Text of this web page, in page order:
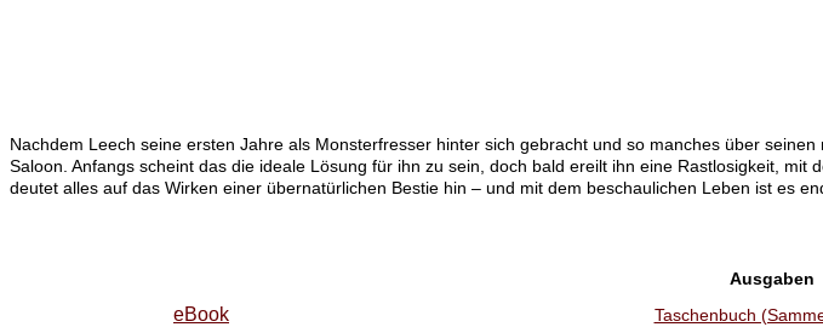
Nachdem Leech seine ersten Jahre als Monsterfresser hinter sich gebracht und so manches über
Saloon. Anfangs scheint das die ideale Lösung für ihn zu sein, doch bald ereilt ihn eine Rastlosigkeit,
deutet alles auf das Wirken einer übernatürlichen Bestie hin – und mit dem beschaulichen Leben ist es
Ausgaben
eBook Taschenbuch